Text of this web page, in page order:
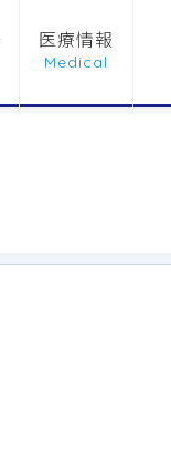
医療情報